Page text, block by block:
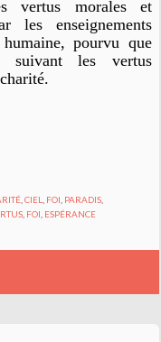
vertus morales et
les enseignements
pourvu que
suivant les vertus
, CIEL FOI PARADIS,
FOI ESPÉRANCE